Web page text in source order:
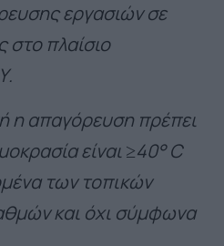
εργασιών σε
πλαίσιο
η απαγόρευση πρέπει
είναι ≥40° C
των τοπικών
και όχι σύμφωνα